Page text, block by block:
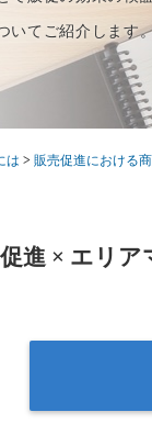
いてご紹介します
は >販売促進における
促進 × エリ